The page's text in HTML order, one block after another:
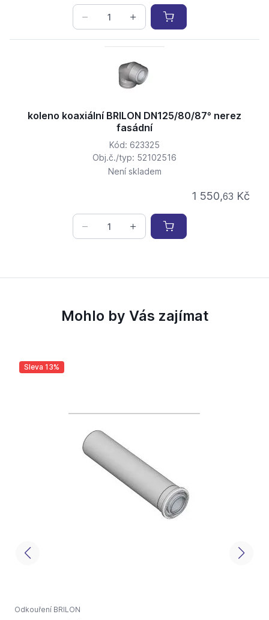
koleno koaxiální BRILON DN125/80/87° nerez
fasádní
Kód: 623325
Obj.č./typ: 52102516
Není skladem
1 550,63 Kč
Mohlo by Vás zajímat
Sleva 13%
Odkouření BRILON